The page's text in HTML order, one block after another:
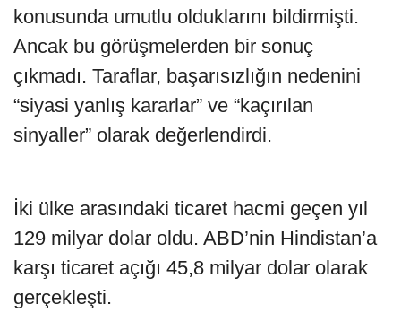
konusunda umutlu olduklarını bildirmişti.
Ancak bu görüşmelerden bir sonuç
çıkmadı. Taraflar, başarısızlığın nedenini
“siyasi yanlış kararlar” ve “kaçırılan
sinyaller” olarak değerlendirdi.
İki ülke arasındaki ticaret hacmi geçen yıl
129 milyar dolar oldu. ABD’nin Hindistan’a
karşı ticaret açığı 45,8 milyar dolar olarak
gerçekleşti.